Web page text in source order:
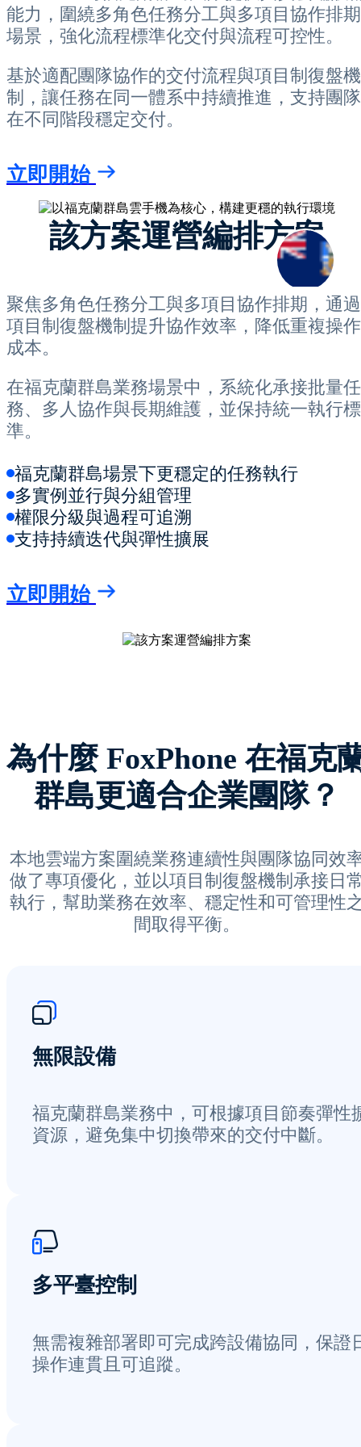
能力，圍繞多角色任務分工與多項目協作排期
場景，強化流程標準化交付與流程可控性。
基於適配團隊協作的交付流程與項目制復盤機
制，讓任務在同一體系中持續推進，支持團隊
在不同階段穩定交付。
立即開始
該方案運營編排方案
聚焦多角色任務分工與多項目協作排期，通過
項目制復盤機制提升協作效率，降低重複操作
成本。
在福克蘭群島業務場景中，系統化承接批量任
務、多人協作與長期維護，並保持統一執行標
準。
福克蘭群島場景下更穩定的任務執行
多實例並行與分組管理
權限分級與過程可追溯
支持持續迭代與彈性擴展
立即開始
為什麼 FoxPhone 在福克
群島更適合企業團隊？
本地雲端方案圍繞業務連續性與團隊協同效
做了專項優化，並以項目制復盤機制承接日
執行，幫助業務在效率、穩定性和可管理性
間取得平衡。
無限設備
福克蘭群島業務中，可根據項目節奏彈性
資源，避免集中切換帶來的交付中斷。
多平臺控制
無需複雜部署即可完成跨設備協同，保證
操作連貫且可追蹤。